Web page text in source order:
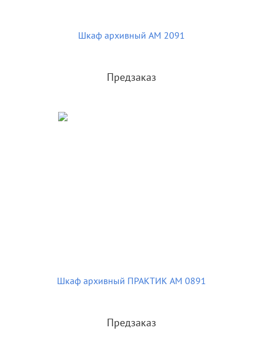
Шкаф архивный AM 2091
Предзаказ
Шкаф архивный ПРАКТИК AM 0891
Предзаказ